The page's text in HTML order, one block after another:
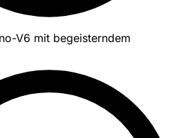
V6 mit begeisterndem